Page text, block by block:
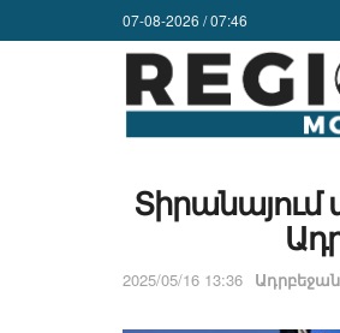
07-08-2026 / 07:46
2025/05/16 13:36 Ադրբեջան